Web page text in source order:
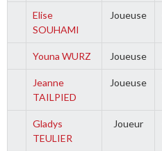
Elise
SOUHAMI
Joueuse
Youna WURZ Joueuse
Jeanne
TAILPIED
Joueuse
Gladys
TEULIER
Joueur